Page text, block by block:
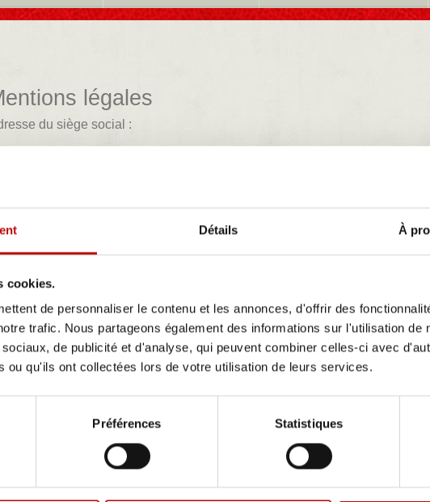
Détails À
cookies.
de personnaliser le contenu et les annonces, d'offrir des
trafic. Nous partageons également des informations sur l'utilisation de
de publicité et d'analyse, qui peuvent combiner celles-ci avec
ou qu'ils ont collectées lors de votre utilisation de leurs services.
Préférences Statistiques
légales
du siège social :
de ce site www.classiccarsellerie.com, et tous ses contenus (nom de domaine,
française sur le droit d’auteur et la propriété intellectuelle. Tous les droits de
téléchargeables et les représentations iconographiques et photographiques. La
quel qu’il soit, est formellement interdite, sauf autorisation expresse du
reproduction des textes et photos de ce site est interdite.
site internet a été réalisé en utilisant la solution open-sourcePrestaShop
™, conception,